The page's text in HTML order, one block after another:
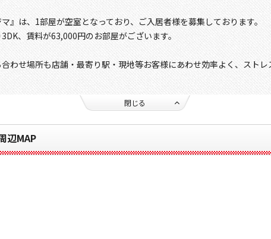
』は、1部屋が空室となっており、ご入居者様を募集しております。
、賃料が63,000円のお部屋がございます。
わせ場所も店舗・最寄り駅・現地等お客様にあわせ効率よく、スト
閉じる
辺MAP